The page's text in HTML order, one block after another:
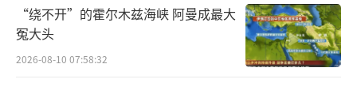
“绕不开”的霍尔木兹海峡 阿曼成最大
冤大头
2026-08-10 07:58:32